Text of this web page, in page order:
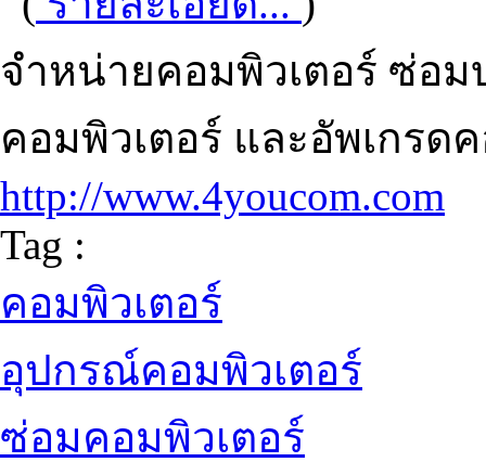
จำหน่ายคอมพิวเตอร์ ซ่อม
คอมพิวเตอร์ และอัพเกรด
http://www.4youcom.com
Tag :
คอมพิวเตอร์
อุปกรณ์คอมพิวเตอร์
ซ่อมคอมพิวเตอร์